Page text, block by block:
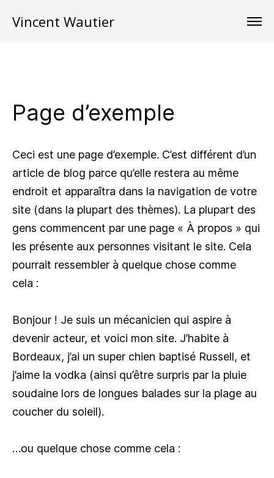
Vincent Wautier
Page d’exemple
Ceci est une page d’exemple. C’est différent d’un
article de blog parce qu’elle restera au même
endroit et apparaîtra dans la navigation de votre
site (dans la plupart des thèmes). La plupart des
gens commencent par une page « À propos » qui
les présente aux personnes visitant le site. Cela
pourrait ressembler à quelque chose comme
cela :
Bonjour ! Je suis un mécanicien qui aspire à
devenir acteur, et voici mon site. J’habite à
Bordeaux, j’ai un super chien baptisé Russell, et
j’aime la vodka (ainsi qu’être surpris par la pluie
soudaine lors de longues balades sur la plage au
coucher du soleil).
…ou quelque chose comme cela :